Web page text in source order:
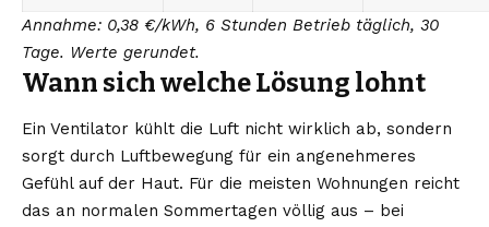
Annahme: 0,38 €/kWh, 6 Stunden Betrieb täglich, 30
Tage. Werte gerundet.
Wann sich welche Lösung lohnt
Ein Ventilator kühlt die Luft nicht wirklich ab, sondern
sorgt durch Luftbewegung für ein angenehmeres
Gefühl auf der Haut. Für die meisten Wohnungen reicht
das an normalen Sommertagen völlig aus – bei